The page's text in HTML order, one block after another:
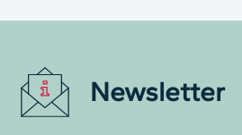
Newsletter